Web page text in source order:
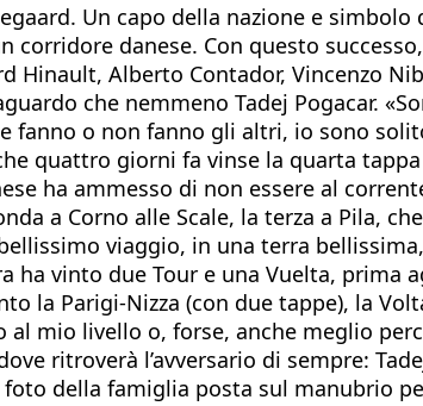
Un capo della nazione e
corridore danese. Con questo
Hinault, Alberto Contador, Vincenzo
che nemmeno Tadej Pogacar.
o non fanno gli altri, io sono
quattro giorni fa vinse la quarta
ha ammesso di non essere al
a Corno alle Scale, la terza a Pila,
viaggio, in una terra
ha vinto due Tour e una Vuelta, prima
la Parigi-Nizza (con due tappe), la
al mio livello o, forse, anche meglio
ritroverà l’avversario di sempre:
della famiglia posta sul manubrio